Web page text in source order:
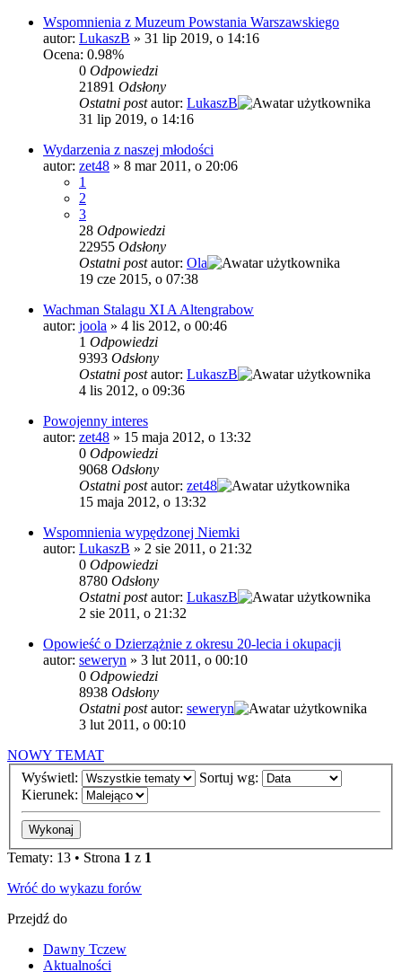
Wspomnienia z Muzeum Powstania Warszawskiego
autor: LukaszB » 31 lip 2019, o 14:16
Ocena: 0.98%
0 Odpowiedzi
21891 Odsłony
Ostatni postautor: LukaszB
31 lip 2019, o 14:16
Wydarzenia z naszej młodości
autor: zet48 » 8 mar 2011, o 20:06
1
2
3
28 Odpowiedzi
22955 Odsłony
Ostatni postautor: Ola
19 cze 2015, o 07:38
Wachman Stalagu XI A Altengrabow
autor: joola » 4 lis 2012, o 00:46
1 Odpowiedzi
9393 Odsłony
Ostatni postautor: LukaszB
4 lis 2012, o 09:36
Powojenny interes
autor: zet48 » 15 maja 2012, o 13:32
0 Odpowiedzi
9068 Odsłony
Ostatni postautor: zet48
15 maja 2012, o 13:32
Wspomnienia wypędzonej Niemki
autor: LukaszB » 2 sie 2011, o 21:32
0 Odpowiedzi
8780 Odsłony
Ostatni postautor: LukaszB
2 sie 2011, o 21:32
Opowieść o Dzierzążnie z okresu 20-lecia i okupacji
autor: seweryn » 3 lut 2011, o 00:10
0 Odpowiedzi
8938 Odsłony
Ostatni postautor: seweryn
3 lut 2011, o 00:10
NOWY TEMAT
Wyświetl:
Sortuj wg:
Kierunek:
Tematy: 13 • Strona 1 z 1
Wróć do wykazu forów
Przejdź do
Dawny Tczew
Aktualności